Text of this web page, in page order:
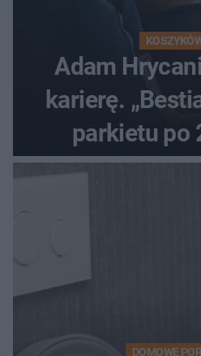
Adam
karierę.
parkietu po
DOMOWE